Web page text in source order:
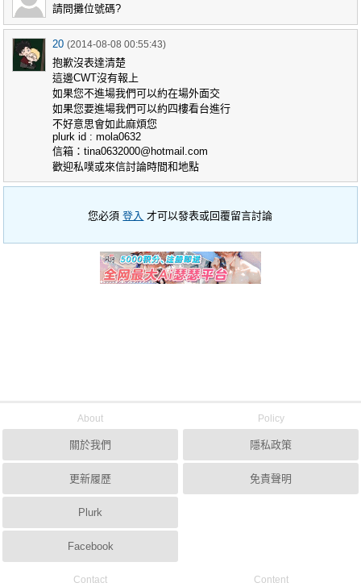
請問攤位號碼?
20 (2014-08-08 00:55:43)
抱歉沒表達清楚
這邊CWT沒有報上
如果您不進場我們可以約在場外面交
如果您要進場我們可以約四樓看台進行
不好意思會如此麻煩您
plurk id : mola0632
信箱：tina0632000@hotmail.com
歡迎私噗或來信討論時間和地點
您必須登入 才可以發表或回覆留言討論
About
關於我們
更新履歷
Plurk
Facebook
Policy
隱私政策
免責聲明
Contact Content